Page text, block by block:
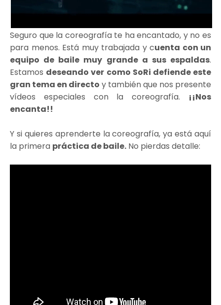
Seguro que la coreografía te ha encantado, y no es
para menos. Está muy trabajada y cuenta con un
equipo de baile muy grande a sus espaldas.
Estamos deseando ver como SoRi defiende este
gran tema en directo y también que nos presente
vídeos especiales con la coreografía. ¡¡Nos
encanta!!
Y si quieres aprenderte la coreografía, ya está aquí
la primera práctica de baile. No pierdas detalle: